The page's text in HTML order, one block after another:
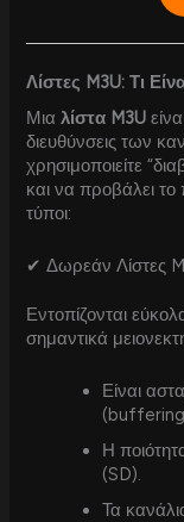
Λίστες M3U: Τι
Μιαλίστα M3U
διευθύνσεις των
χρησιμοποιείτε
και να προβάλει
τύποι:
✔ Δωρεάν Λίστες
Εντοπίζονται
σημαντικά
Είναι
Η
(SD).
Τα